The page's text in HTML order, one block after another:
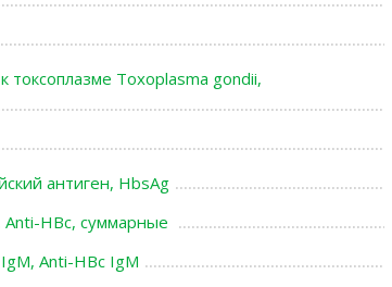
токсоплазме Toxoplasma gondii,
антиген, HbsAg
Anti-HBc, суммарные
Anti-HBc IgM